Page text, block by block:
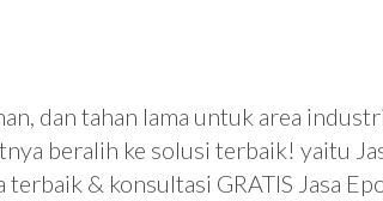
dan tahan lama untuk area
beralih ke solusi terbaik! yaitu
& konsultasi GRATIS Jasa